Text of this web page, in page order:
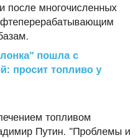
после многочисленных
пошла с
просит топливо у
топливом
Путин. "Проблемы и